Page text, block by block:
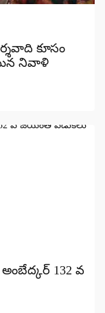
కూసం
నివాళి
132 వ